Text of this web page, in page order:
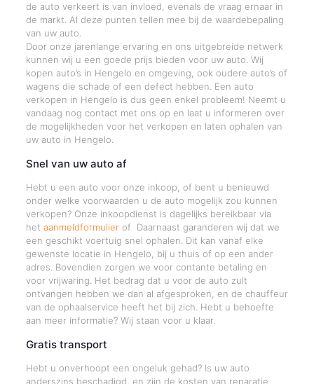
de auto verkeert is van invloed, evenals de vraag ernaar in
de markt. Al deze punten tellen mee bij de waardebepaling
van uw auto.
Door onze jarenlange ervaring en ons uitgebreide netwerk
kunnen wij u een goede prijs bieden voor uw auto. Wij
kopen auto’s in Hengelo en omgeving, ook oudere auto’s of
wagens die schade of een defect hebben. Een auto
verkopen in Hengelo is dus geen enkel probleem! Neemt u
vandaag nog contact met ons op en laat u informeren over
de mogelijkheden voor het verkopen en laten ophalen van
uw auto in Hengelo.
Snel van uw auto af
Hebt u een auto voor onze inkoop, of bent u benieuwd
onder welke voorwaarden u de auto mogelijk zou kunnen
verkopen? Onze inkoopdienst is dagelijks bereikbaar via
het aanmeldformulierof Daarnaast garanderen wij dat we
een geschikt voertuig snel ophalen. Dit kan vanaf elke
gewenste locatie in Hengelo, bij u thuis of op een ander
adres. Bovendien zorgen we voor contante betaling en
voor vrijwaring. Het bedrag dat u voor de auto zult
ontvangen hebben we dan al afgesproken, en de chauffeur
van de ophaalservice heeft het bij zich. Hebt u behoefte
aan meer informatie? Wij staan voor u klaar.
Gratis transport
Hebt u onverhoopt een ongeluk gehad? Is uw auto
anderszins beschadigd, en zijn de kosten van reparatie